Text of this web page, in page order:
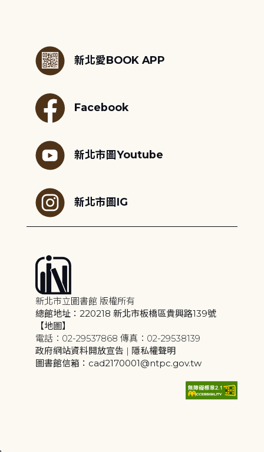
新北愛BOOK APP
Facebook
新北市圖Youtube
新北市圖IG
新北市立圖書館 版權所有
總館地址：220218 新北市板橋區貴興路139號
【地圖】
電話：02-29537868 傳真：02-29538139
政府網站資料開放宣告 | 隱私權聲明
圖書館信箱：cad2170001@ntpc.gov.tw